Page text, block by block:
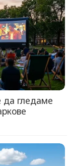
да гледаме